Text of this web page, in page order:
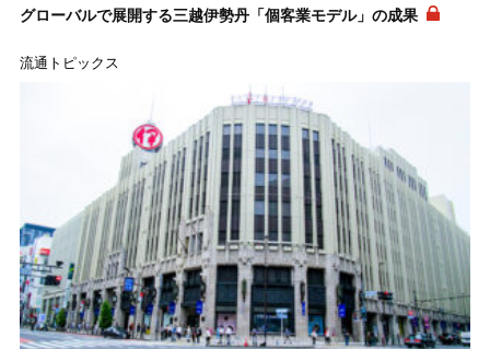
グローバルで展開する三越伊勢丹「個客業モデル」の成果
流通トピックス